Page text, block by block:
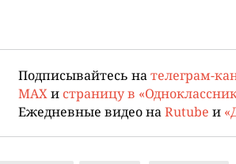
Подписывайтесь нателеграм-
MAXи страницу в
Ежедневные видео наRutube и